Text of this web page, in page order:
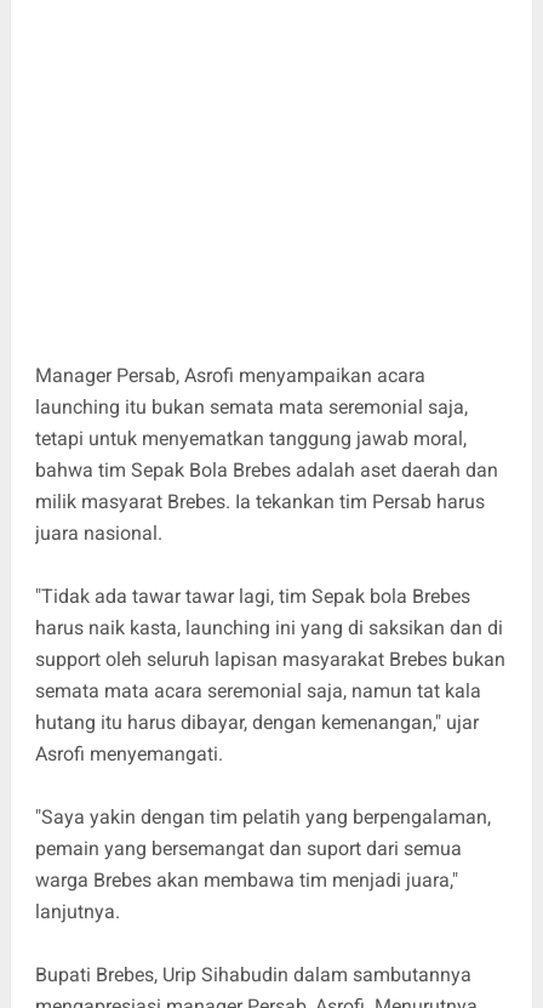
Manager Persab, Asrofi menyampaikan acara
launching itu bukan semata mata seremonial saja,
tetapi untuk menyematkan tanggung jawab moral,
bahwa tim Sepak Bola Brebes adalah aset daerah dan
milik masyarat Brebes. Ia tekankan tim Persab harus
juara nasional.
"Tidak ada tawar tawar lagi, tim Sepak bola Brebes
harus naik kasta, launching ini yang di saksikan dan di
support oleh seluruh lapisan masyarakat Brebes bukan
semata mata acara seremonial saja, namun tat kala
hutang itu harus dibayar, dengan kemenangan," ujar
Asrofi menyemangati.
"Saya yakin dengan tim pelatih yang berpengalaman,
pemain yang bersemangat dan suport dari semua
warga Brebes akan membawa tim menjadi juara,"
lanjutnya.
Bupati Brebes, Urip Sihabudin dalam sambutannya